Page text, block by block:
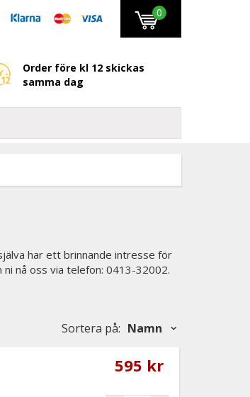
0
Order före kl 12 skickas
samma dag
har ett brinnande intresse för
nå oss via telefon: 0413-32002.
Sortera på: Namn
595 kr